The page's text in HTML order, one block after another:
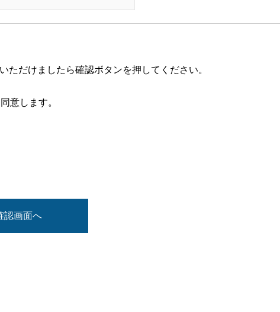
ただけましたら確認ボタンを押してください。
同意します。